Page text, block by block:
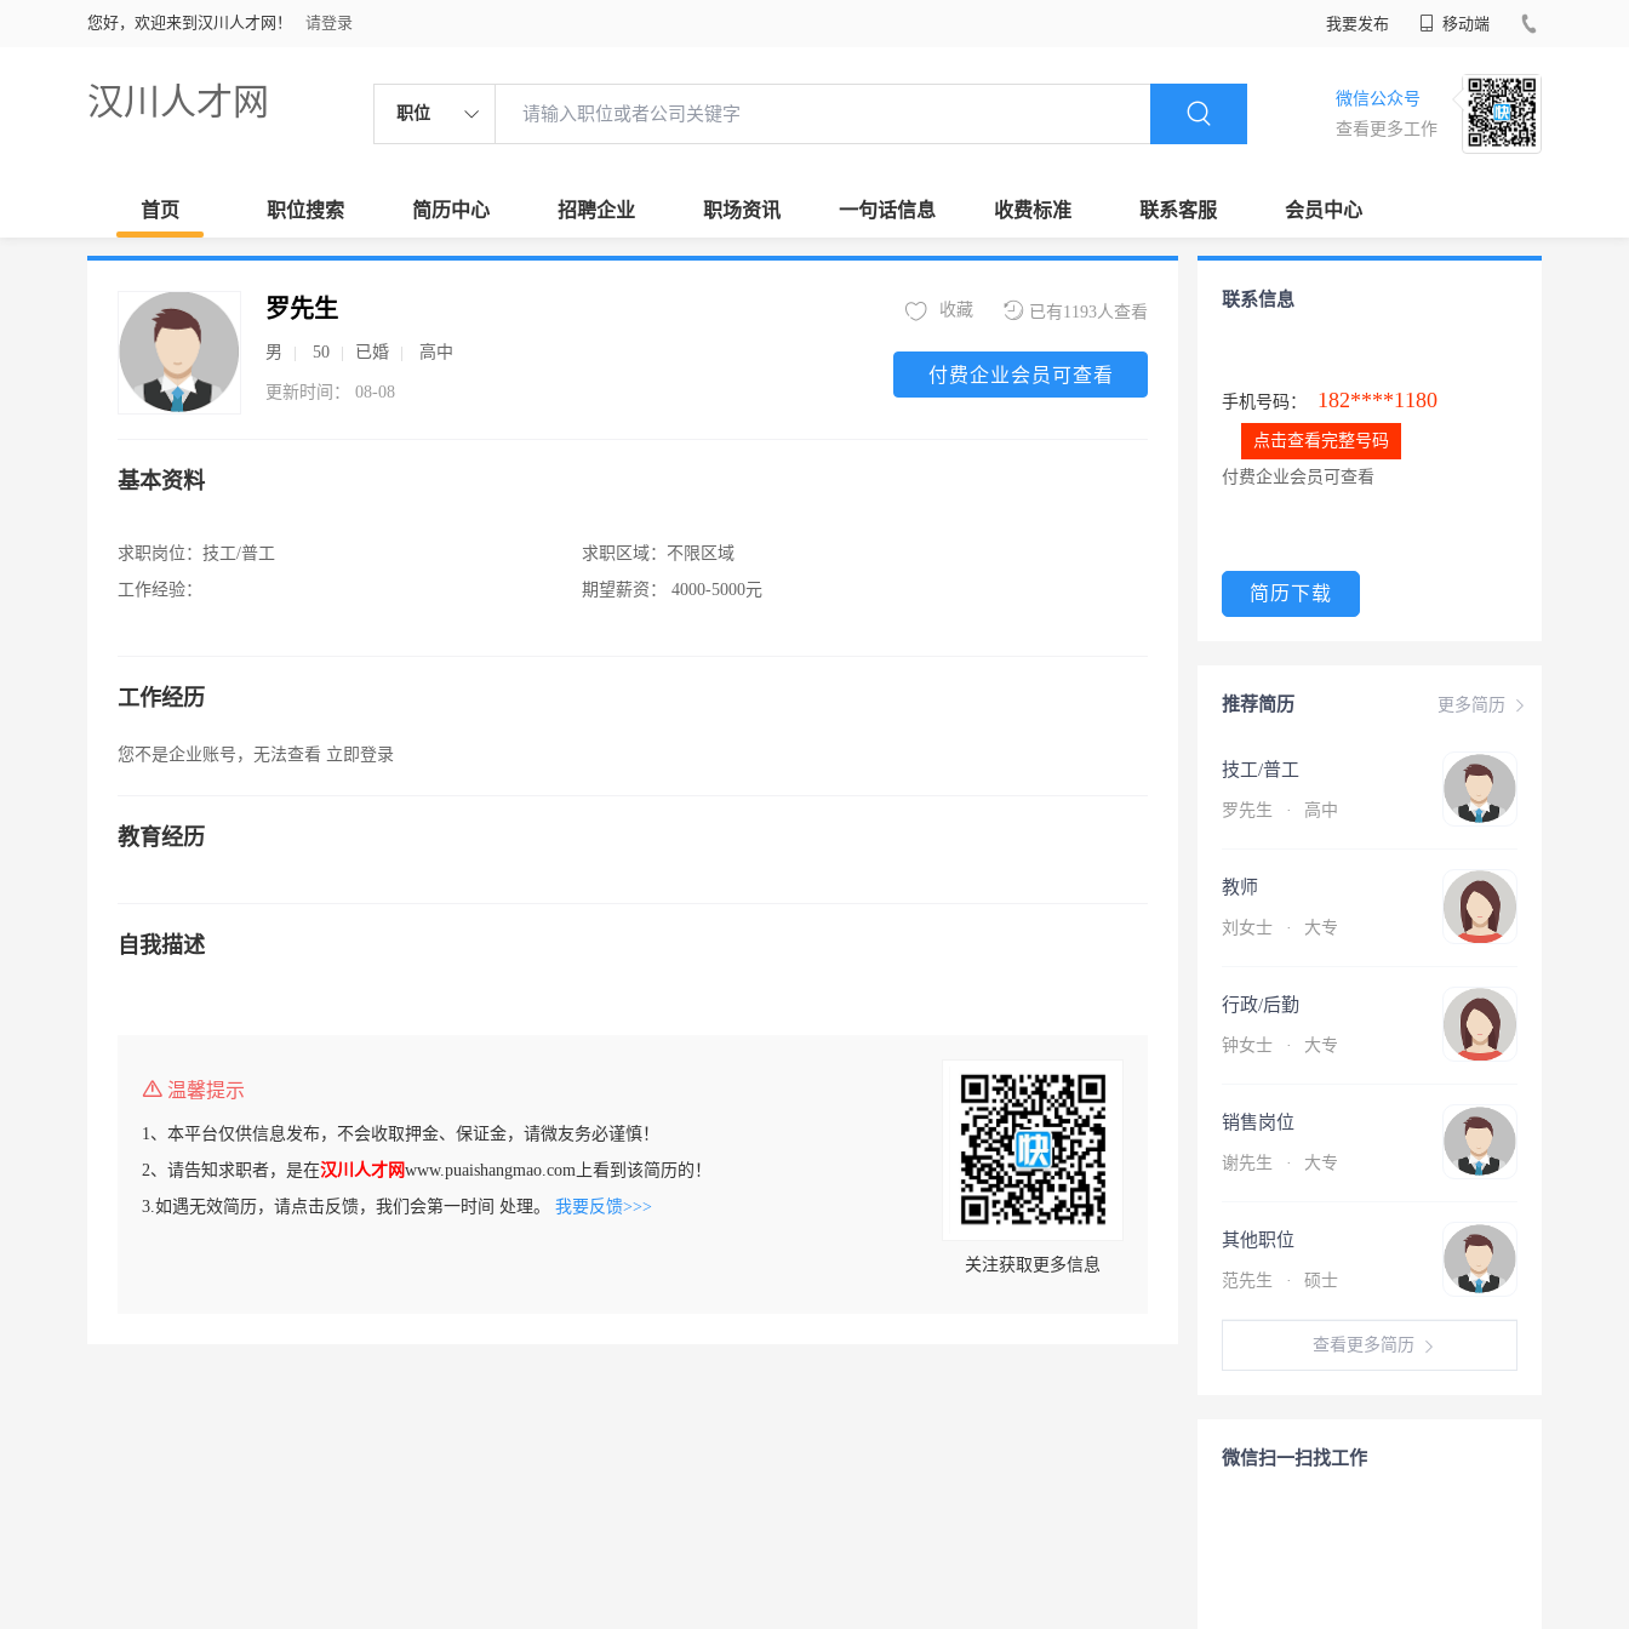
您好，欢迎来到汉川人才网！ 请登录 我要发布 移动端
汉川人才网 职位
微信公众号
查看更多工作
首页 职位搜索 简历中心 招聘企业 职场资讯 一句话信息 收费标准 联系客服 会员中心
罗先生
男 50 已婚 高中
更新时间： 08-08
已有1193人查看
收藏
付费企业会员可查看
基本资料
求职岗位： 技工/普工
工作经验：
求职区域： 不限区域
期望薪资：
4000-5000元
工作经历
您不是企业账号，无法查看 立即登录
教育经历
自我描述
温馨提示
1、本平台仅供信息发布，不会收取押金、保证金，请微友务必谨慎！
2、请告知求职者，是在汉川人才网www.puaishangmao.com上看到该简历的！
3.如遇无效简历，请点击反馈，我们会第一时间 处理。 我要反馈>>>
关注获取更多信息
联系信息
手机号码： 182****1180
点击查看完整号码
付费企业会员可查看
简历下载
更多简历
推荐简历
技工/普工
罗先生 · 高中
教师
刘女士 · 大专
行政/后勤
钟女士 · 大专
销售岗位
谢先生 · 大专
其他职位
范先生 · 硕士
查看更多简历
微信扫一扫找工作